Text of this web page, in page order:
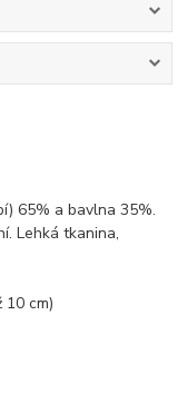
65% a bavlna 35%.
Lehká tkanina,
10 cm)